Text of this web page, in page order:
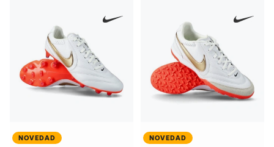
NOVEDAD NOVEDAD